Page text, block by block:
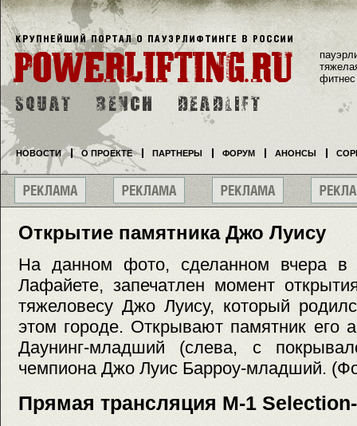
Открытие памятника Джо Луису
На данном фото, сделанном вчера в
Лафайете, запечатлен момент
тяжеловесу Джо Луису, который
этом городе. Открывают памятник его
Даунинг-младший (слева, с
чемпиона Джо Луис Барроу-младший.
Прямая трансляция M-1
фитнес
НОВОСТИ О ПРОЕКТЕ ПАРТНЕРЫ ФОРУМ АНОНСЫ